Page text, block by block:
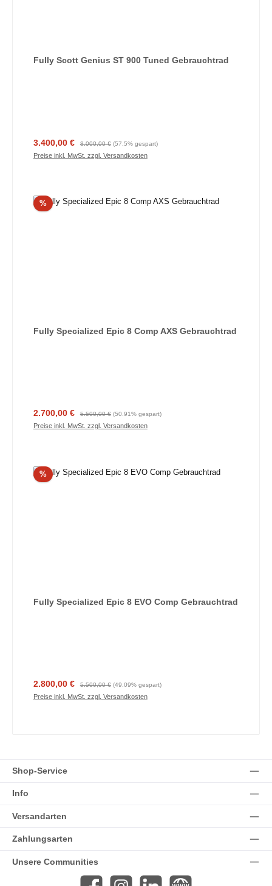
Fully Scott Genius ST 900 Tuned Gebrauchtrad
Verkaufspreis:
3.400,00 € Regulärer Preis:
8.000,00 € (57.5% gespart)
Preise inkl. MwSt. zzgl. Versandkosten
%Rabatt
Fully Specialized Epic 8 Comp AXS Gebrauchtrad
Verkaufspreis:
2.700,00 € Regulärer Preis:
5.500,00 € (50.91% gespart)
Preise inkl. MwSt. zzgl. Versandkosten
%Rabatt
Fully Specialized Epic 8 EVO Comp Gebrauchtrad
Verkaufspreis:
2.800,00 € Regulärer Preis:
5.500,00 € (49.09% gespart)
Preise inkl. MwSt. zzgl. Versandkosten
Shop-Service
Info
Versandarten
Zahlungsarten
Unsere Communities